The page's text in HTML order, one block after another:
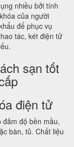
nhiều bởi tính
của người
để phục vụ
tác, két điện tử
sạn tốt
điện tử
độ bền mầu,
bàn, tủ. Chất liệu